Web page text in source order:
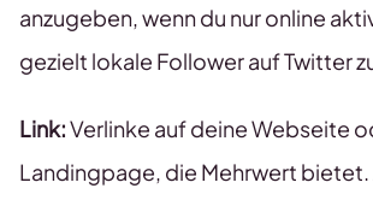
anzugeben, wenn du nur online
gezielt lokale Follower auf Twitter
Link:Verlinke auf deine Webseite
Landingpage, die Mehrwert